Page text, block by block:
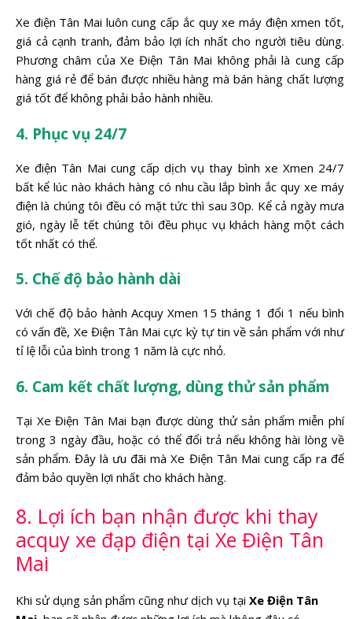
Xe điện Tân Mai luôn cung cấp ắc quy xe máy điện xmen tốt,
giá cả cạnh tranh, đảm bảo lợi ích nhất cho người tiêu dùng.
Phương châm của Xe Điện Tân Mai không phải là cung cấp
hàng giá rẻ để bán được nhiều hàng mà bán hàng chất lượng
giá tốt để không phải bảo hành nhiều.
4. Phục vụ 24/7
Xe điện Tân Mai cung cấp dịch vụ thay bình xe Xmen 24/7
bất kể lúc nào khách hàng có nhu cầu lắp bình ắc quy xe máy
điện là chúng tôi đều có mặt tức thì sau 30p. Kể cả ngày mưa
gió, ngày lễ tết chúng tôi đều phục vụ khách hàng một cách
tốt nhất có thể.
5. Chế độ bảo hành dài
Với chế độ bảo hành Acquy Xmen 15 tháng 1 đổi 1 nếu bình
có vấn đề, Xe Điện Tân Mai cực kỳ tự tin về sản phẩm với như
tỉ lệ lỗi của bình trong 1 năm là cực nhỏ.
6. Cam kết chất lượng, dùng thử sản phẩm
Tại Xe Điện Tân Mai bạn được dùng thử sản phẩm miễn phí
trong 3 ngày đầu, hoặc có thể đổi trả nếu không hài lòng về
sản phẩm. Đây là ưu đãi mà Xe Điện Tân Mai cung cấp ra để
đảm bảo quyền lợi nhất cho khách hàng.
8. Lợi ích bạn nhận được khi thay
acquy xe đạp điện tại Xe Điện Tân
Mai
Khi sử dụng sản phẩm cũng như dịch vụ tại Xe Điện Tân